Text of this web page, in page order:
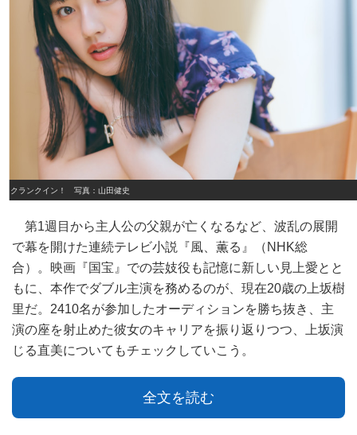
クランクイン！ 写真：山田健史
第1週目から主人公の父親が亡くなるなど、波乱の展開
で幕を開けた連続テレビ小説『風、薫る』（NHK総
合）。映画『国宝』での芸妓役も記憶に新しい見上愛とと
もに、本作でダブル主演を務めるのが、現在20歳の上坂樹
里だ。2410名が参加したオーディションを勝ち抜き、主
演の座を射止めた彼女のキャリアを振り返りつつ、上坂演
じる直美についてもチェックしていこう。
全文を読む